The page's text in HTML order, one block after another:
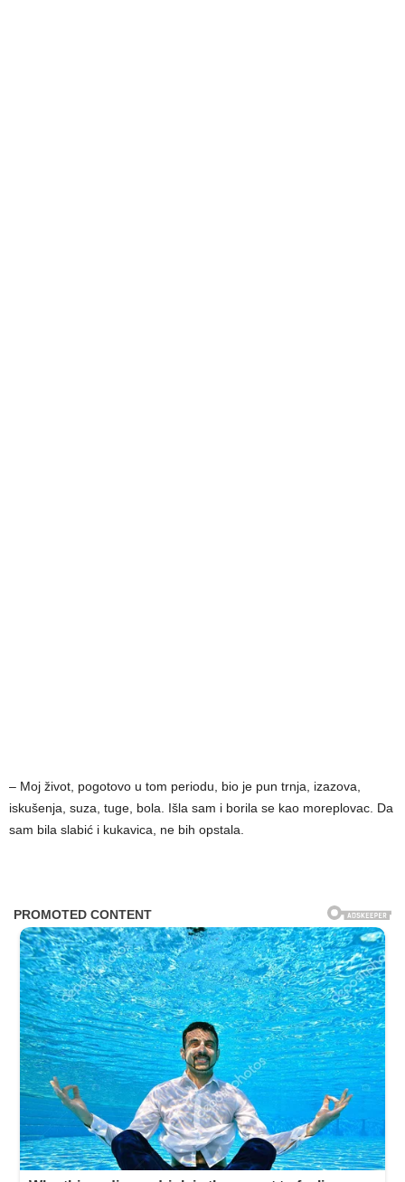
– Moj život, pogotovo u tom periodu, bio je pun trnja, izazova,
iskušenja, suza, tuge, bola. Išla sam i borila se kao moreplovac. Da
sam bila slabić i kukavica, ne bih opstala.